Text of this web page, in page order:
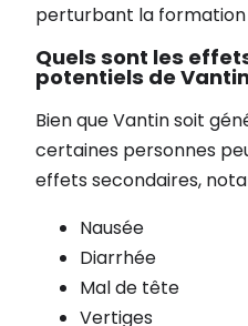
perturbant la formation
Quels sont les
potentiels de
Bien que Vantin soit
certaines personnes
effets secondaires,
Nausée
Diarrhée
Mal de tête
Vertiges